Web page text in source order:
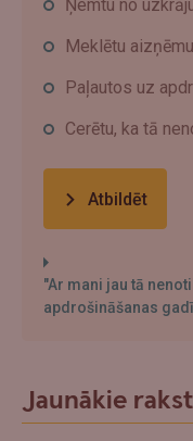
Ņemtu no
Meklētu
Paļautos uz
Cerētu, ka tā
Atbildēt
"Ar mani jau tā
apdrošināšanas
Jaunākie